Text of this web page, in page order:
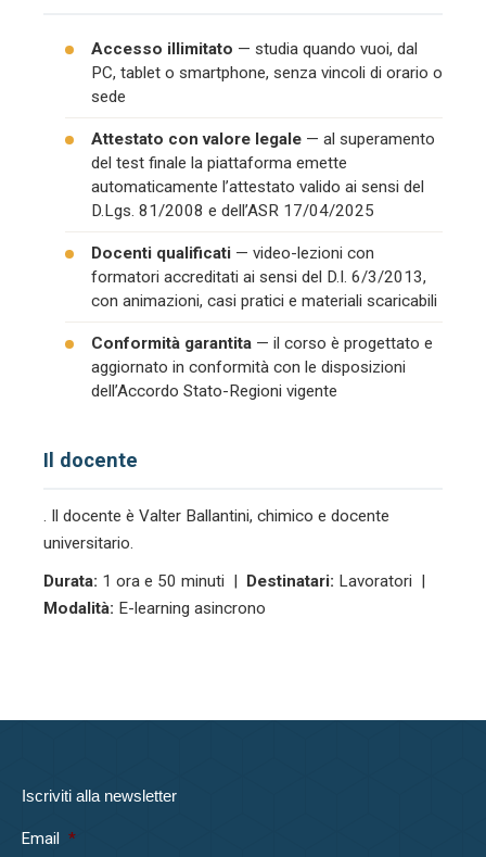
Accesso illimitato — studia quando vuoi, dal
PC, tablet o smartphone, senza vincoli di orario o
sede
Attestato con valore legale — al superamento
del test finale la piattaforma emette
automaticamente l’attestato valido ai sensi del
D.Lgs. 81/2008 e dell’ASR 17/04/2025
Docenti qualificati — video-lezioni con
formatori accreditati ai sensi del D.I. 6/3/2013,
con animazioni, casi pratici e materiali scaricabili
Conformità garantita — il corso è progettato e
aggiornato in conformità con le disposizioni
dell’Accordo Stato-Regioni vigente
Il docente
. Il docente è Valter Ballantini, chimico e docente
universitario.
Durata: 1 ora e 50 minuti | Destinatari: Lavoratori |
Modalità: E-learning asincrono
Iscriviti alla newsletter
Email *